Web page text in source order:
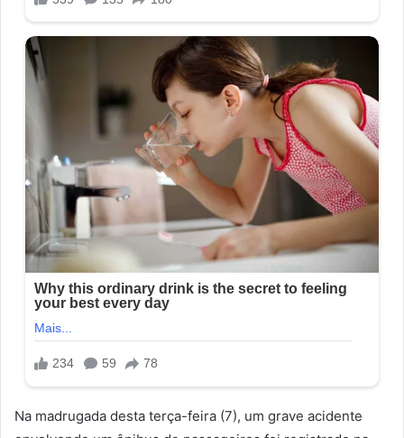
Na madrugada desta terça-feira (7), um grave acidente